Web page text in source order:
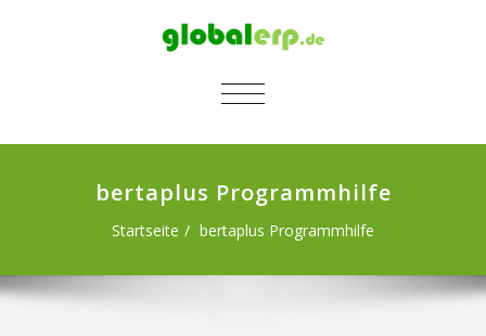
SCHALTE NAVIGATION
bertaplus Programmhilfe
Startseite bertaplus Programmhilfe